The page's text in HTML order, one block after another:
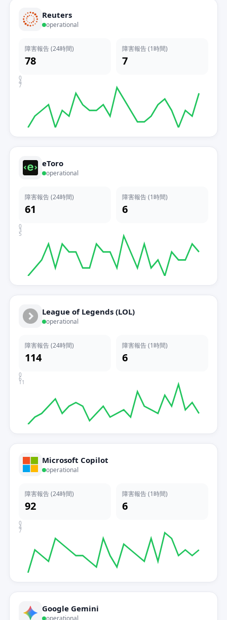
Reuters
operational
障害報告 (24時間)
78
障害報告 (1時間)
7
7
4
0
eToro
operational
障害報告 (24時間)
61
障害報告 (1時間)
6
5
3
0
League of Legends (LOL)
operational
障害報告 (24時間)
114
障害報告 (1時間)
6
11
6
0
Microsoft Copilot
operational
障害報告 (24時間)
92
障害報告 (1時間)
6
7
4
0
Google Gemini
operational